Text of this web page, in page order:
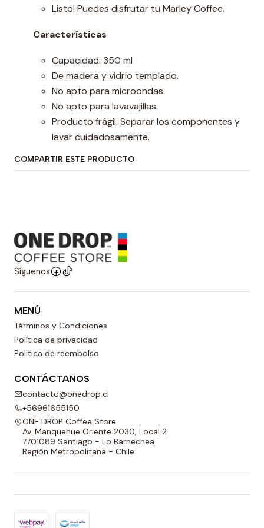
Listo! Puedes disfrutar tu Marley Coffee.
Características
Capacidad: 350 ml
De madera y vidrio templado.
No apto para microondas.
No apto para lavavajillas.
Producto frágil. Separar los componentes y
lavar cuidadosamente.
COMPARTIR ESTE PRODUCTO
Síguenos
MENÚ
Términos y Condiciones
Política de privacidad
Politica de reembolso
CONTÁCTANOS
contacto@onedrop.cl
+56961655150
ONE DROP Coffee Store
Av. Manquehue Oriente 2030, Local 2
7701089 Santiago - Lo Barnechea
Región Metropolitana - Chile